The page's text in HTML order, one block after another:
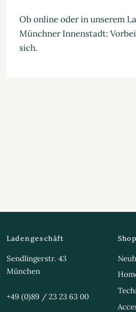
Ob online oder in unserem
Münchner Innenstadt:
sich.
Ladengeschäft
Sendlingerstr. 43
München
+49 (0)89 / 23 23 63 00
Shop